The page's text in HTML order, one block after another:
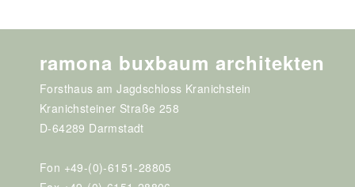
ramona buxbaum architekten
Forsthaus am Jagdschloss Kranichstein
Kranichsteiner Straße 258
D-64289 Darmstadt
Fon +49-(0)-6151-28805